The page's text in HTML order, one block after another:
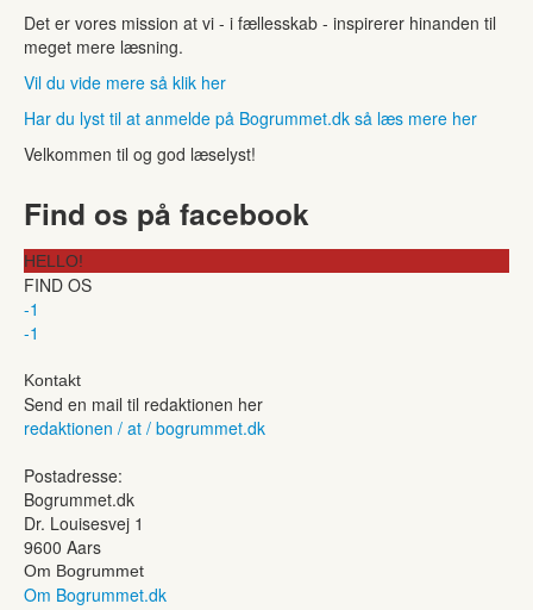
Det er vores mission at vi - i fællesskab - inspirerer hinanden til
meget mere læsning.
Vil du vide mere så klik her
Har du lyst til at anmelde på Bogrummet.dk så læs mere her
Velkommen til og god læselyst!
Find os på facebook
HELLO!
FIND OS
-1
-1
Kontakt
Send en mail til redaktionen her
redaktionen / at / bogrummet.dk
Postadresse:
Bogrummet.dk
Dr. Louisesvej 1
9600 Aars
Om Bogrummet
Om Bogrummet.dk